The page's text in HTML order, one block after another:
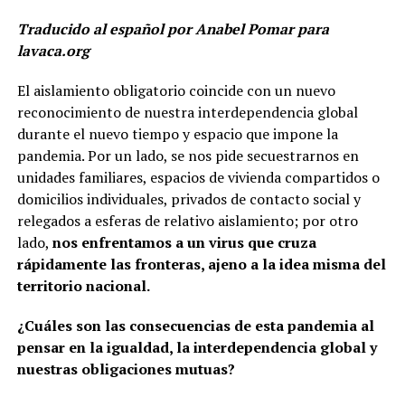
Traducido al español por Anabel Pomar para
lavaca.org
El aislamiento obligatorio coincide con un nuevo
reconocimiento de nuestra interdependencia global
durante el nuevo tiempo y espacio que impone la
pandemia. Por un lado, se nos pide secuestrarnos en
unidades familiares, espacios de vivienda compartidos o
domicilios individuales, privados de contacto social y
relegados a esferas de relativo aislamiento; por otro
lado, nos enfrentamos a un virus que cruza
rápidamente las fronteras, ajeno a la idea misma del
territorio nacional.
¿Cuáles son las consecuencias de esta pandemia al
pensar en la igualdad, la interdependencia global y
nuestras obligaciones mutuas?